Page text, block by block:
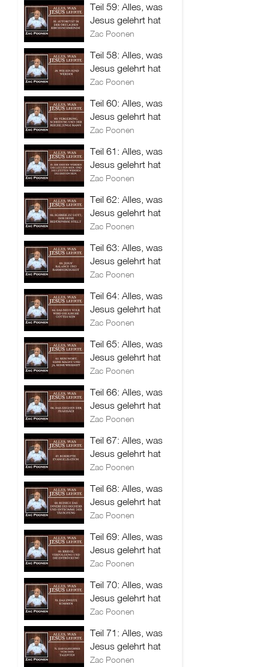
Teil 59: Alles, was
Jesus gelehrt hat
Zac Poonen
Teil 58: Alles, was
Jesus gelehrt hat
Zac Poonen
Teil 60: Alles, was
Jesus gelehrt hat
Zac Poonen
Teil 61: Alles, was
Jesus gelehrt hat
Zac Poonen
Teil 62: Alles, was
Jesus gelehrt hat
Zac Poonen
Teil 63: Alles, was
Jesus gelehrt hat
Zac Poonen
Teil 64: Alles, was
Jesus gelehrt hat
Zac Poonen
Teil 65: Alles, was
Jesus gelehrt hat
Zac Poonen
Teil 66: Alles, was
Jesus gelehrt hat
Zac Poonen
Teil 67: Alles, was
Jesus gelehrt hat
Zac Poonen
Teil 68: Alles, was
Jesus gelehrt hat
Zac Poonen
Teil 69: Alles, was
Jesus gelehrt hat
Zac Poonen
Teil 70: Alles, was
Jesus gelehrt hat
Zac Poonen
Teil 71: Alles, was
Jesus gelehrt hat
Zac Poonen